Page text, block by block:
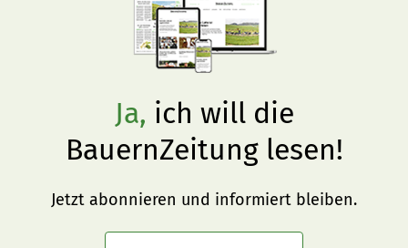
Ja, ich will die
BauernZeitung lesen!
Jetzt abonnieren und informiert bleiben.